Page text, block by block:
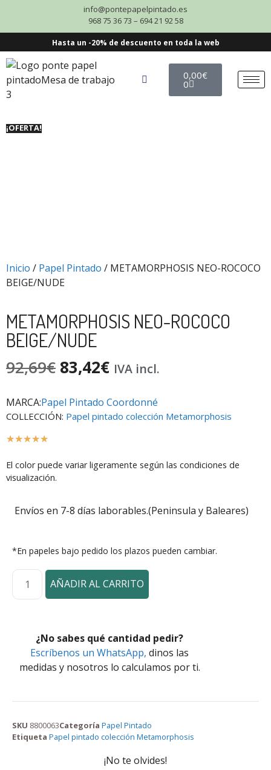
info@pontepapelpintado.es
968 75 36 73 – 694 21 92 58
Hasta un -20% de descuento en toda la web
0,00€
0
¡OFERTA!
Inicio / Papel Pintado / METAMORPHOSIS NEO-ROCOCO
BEIGE/NUDE
METAMORPHOSIS NEO-ROCOCO
BEIGE/NUDE
92,69€ 83,42€ IVA incl.
MARCA:Papel Pintado Coordonné
COLLECCIÓN: Papel pintado colección Metamorphosis
☆☆☆☆☆
El color puede variar ligeramente según las condiciones de
visualización.
Envíos en 7-8 días laborables.(Peninsula y Baleares)
*En papeles bajo pedido los plazos pueden cambiar.
AÑADIR AL CARRITO
¿No sabes qué cantidad pedir?
Escríbenos un WhatsApp, dinos las
medidas y nosotros lo calculamos por ti.
SKU 8800063Categoría Papel Pintado
Etiqueta Papel pintado colección Metamorphosis
¡No te olvides!